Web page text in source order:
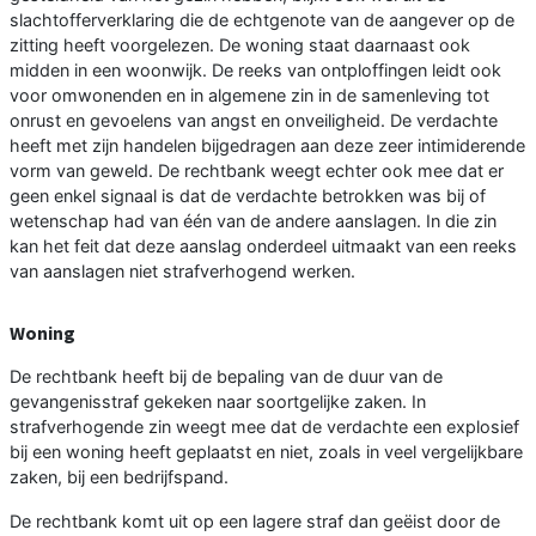
slachtofferverklaring die de echtgenote van de aangever op de
zitting heeft voorgelezen. De woning staat daarnaast ook
midden in een woonwijk. De reeks van ontploffingen leidt ook
voor omwonenden en in algemene zin in de samenleving tot
onrust en gevoelens van angst en onveiligheid. De verdachte
heeft met zijn handelen bijgedragen aan deze zeer intimiderende
vorm van geweld. De rechtbank weegt echter ook mee dat er
geen enkel signaal is dat de verdachte betrokken was bij of
wetenschap had van één van de andere aanslagen. In die zin
kan het feit dat deze aanslag onderdeel uitmaakt van een reeks
van aanslagen niet strafverhogend werken.
Woning
De rechtbank heeft bij de bepaling van de duur van de
gevangenisstraf gekeken naar soortgelijke zaken. In
strafverhogende zin weegt mee dat de verdachte een explosief
bij een woning heeft geplaatst en niet, zoals in veel vergelijkbare
zaken, bij een bedrijfspand.
De rechtbank komt uit op een lagere straf dan geëist door de